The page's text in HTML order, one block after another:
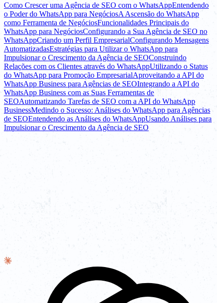
Como Crescer uma Agência de SEO com o WhatsAppEntendendo
o Poder do WhatsApp para NegóciosA Ascensão do WhatsApp
como Ferramenta de NegóciosFuncionalidades Principais do
WhatsApp para NegóciosConfigurando a Sua Agência de SEO no
WhatsAppCriando um Perfil EmpresarialConfigurando Mensagens
AutomatizadasEstratégias para Utilizar o WhatsApp para
Impulsionar o Crescimento da Agência de SEOConstruindo
Relações com os Clientes através do WhatsAppUtilizando o Status
do WhatsApp para Promoção EmpresarialAproveitando a API do
WhatsApp Business para Agências de SEOIntegrando a API do
WhatsApp Business com as Suas Ferramentas de
SEOAutomatizando Tarefas de SEO com a API do WhatsApp
BusinessMedindo o Sucesso: Análises do WhatsApp para Agências
de SEOEntendendo as Análises do WhatsAppUsando Análises para
Impulsionar o Crescimento da Agência de SEO